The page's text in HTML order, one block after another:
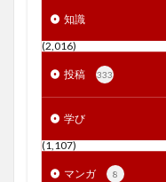
知識
(2,016)
投稿 333
学び
(1,107)
マンガ 8